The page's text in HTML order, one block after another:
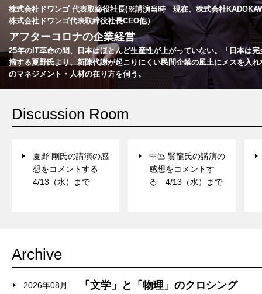
株式会社ドワンゴ 代表取締役社長(※講演当時 現在、株式会社
株式会社ドワンゴ代表取締役社長CEO他）
アフターコロナの企業経営
25年のIT革命の間、日本はほとんど生産性が上がっていない。「日本は
摘する夏野氏より、新陳代謝が起こりにくい民間企業の風土にメスを入
のマネジメント・人材の在り方を伺う。
Discussion Room
夏野 剛氏の講演の感
想をコメントする
4/13（水）まで
中邑 賢龍氏の講演の
感想をコメントす
る 4/13（水）まで
Archive
2026年08月 「文学」と「物理」のクロシング